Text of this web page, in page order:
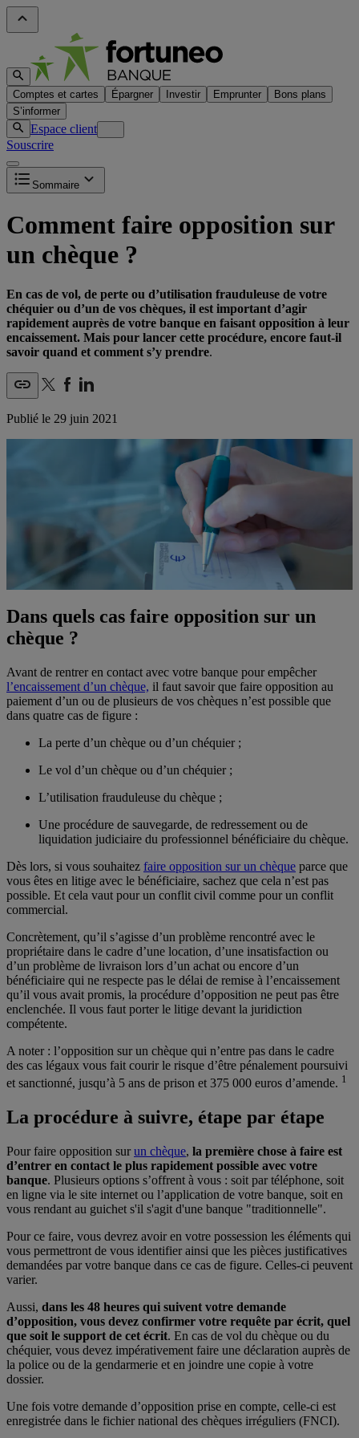
Comptes et cartes Épargner Investir Emprunter
Bons plans
S’informer
Espace client
Souscrire
Sommaire
Comment faire opposition sur
un chèque ?
En cas de vol, de perte ou d’utilisation frauduleuse de votre
chéquier ou d’un de vos chèques, il est important d’agir
rapidement auprès de votre banque en faisant opposition à leur
encaissement. Mais pour lancer cette procédure, encore faut-il
savoir quand et comment s’y prendre.
Publié le 29 juin 2021
Dans quels cas faire opposition sur un
chèque ?
Avant de rentrer en contact avec votre banque pour empêcher
l’encaissement d’un chèque, il faut savoir que faire opposition au
paiement d’un ou de plusieurs de vos chèques n’est possible que
dans quatre cas de figure :
La perte d’un chèque ou d’un chéquier ;
Le vol d’un chèque ou d’un chéquier ;
L’utilisation frauduleuse du chèque ;
Une procédure de sauvegarde, de redressement ou de
liquidation judiciaire du professionnel bénéficiaire du chèque.
Dès lors, si vous souhaitez faire opposition sur un chèque parce que
vous êtes en litige avec le bénéficiaire, sachez que cela n’est pas
possible. Et cela vaut pour un conflit civil comme pour un conflit
commercial.
Concrètement, qu’il s’agisse d’un problème rencontré avec le
propriétaire dans le cadre d’une location, d’une insatisfaction ou
d’un problème de livraison lors d’un achat ou encore d’un
bénéficiaire qui ne respecte pas le délai de remise à l’encaissement
qu’il vous avait promis, la procédure d’opposition ne peut pas être
enclenchée. Il vous faut porter le litige devant la juridiction
compétente.
A noter : l’opposition sur un chèque qui n’entre pas dans le cadre
des cas légaux vous fait courir le risque d’être pénalement poursuivi
et sanctionné, jusqu’à 5 ans de prison et 375 000 euros d’amende. 1
La procédure à suivre, étape par étape
Pour faire opposition surun chèque, la première chose à faire est
d’entrer en contact le plus rapidement possible avec votre
banque. Plusieurs options s’offrent à vous : soit par téléphone, soit
en ligne via le site internet ou l’application de votre banque, soit en
vous rendant au guichet s'il s'agit d'une banque "traditionnelle".
Pour ce faire, vous devrez avoir en votre possession les éléments qui
vous permettront de vous identifier ainsi que les pièces justificatives
demandées par votre banque dans ce cas de figure. Celles-ci peuvent
varier.
Aussi, dans les 48 heures qui suivent votre demande
d’opposition, vous devez confirmer votre requête par écrit, quel
que soit le support de cet écrit. En cas de vol du chèque ou du
chéquier, vous devez impérativement faire une déclaration auprès de
la police ou de la gendarmerie et en joindre une copie à votre
dossier.
Une fois votre demande d’opposition prise en compte, celle-ci est
enregistrée dans le fichier national des chèques irréguliers (FNCI).